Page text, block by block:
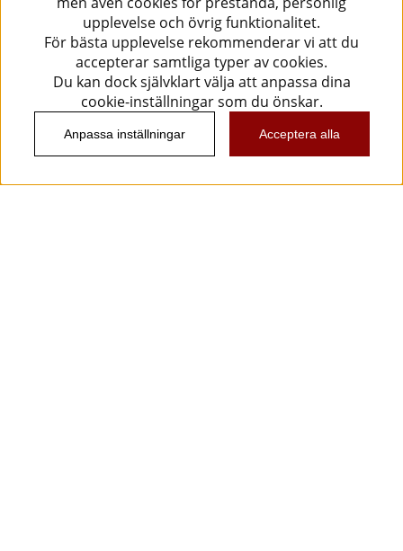
upplevelse och övrig funktionalitet.
För bästa upplevelse rekommenderar vi att du
accepterar samtliga typer av cookies.
Du kan dock självklart välja att anpassa dina
cookie-inställningar som du önskar.
Anpassa inställningar Acceptera alla